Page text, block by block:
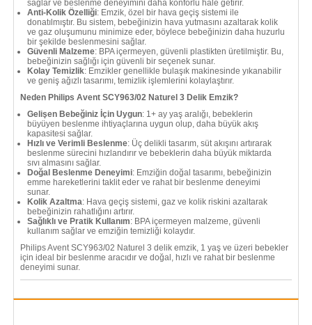
sağlar ve beslenme deneyimini daha konforlu hale getirir.
Anti-Kolik Özelliği: Emzik, özel bir hava geçiş sistemi ile
donatılmıştır. Bu sistem, bebeğinizin hava yutmasını azaltarak kolik
ve gaz oluşumunu minimize eder, böylece bebeğinizin daha huzurlu
bir şekilde beslenmesini sağlar.
Güvenli Malzeme: BPA içermeyen, güvenli plastikten üretilmiştir. Bu,
bebeğinizin sağlığı için güvenli bir seçenek sunar.
Kolay Temizlik: Emzikler genellikle bulaşık makinesinde yıkanabilir
ve geniş ağızlı tasarımı, temizlik işlemlerini kolaylaştırır.
Neden Philips Avent SCY963/02 Naturel 3 Delik Emzik?
Gelişen Bebeğiniz İçin Uygun: 1+ ay yaş aralığı, bebeklerin
büyüyen beslenme ihtiyaçlarına uygun olup, daha büyük akış
kapasitesi sağlar.
Hızlı ve Verimli Beslenme: Üç delikli tasarım, süt akışını artırarak
beslenme sürecini hızlandırır ve bebeklerin daha büyük miktarda
sıvı almasını sağlar.
Doğal Beslenme Deneyimi: Emziğin doğal tasarımı, bebeğinizin
emme hareketlerini taklit eder ve rahat bir beslenme deneyimi
sunar.
Kolik Azaltma: Hava geçiş sistemi, gaz ve kolik riskini azaltarak
bebeğinizin rahatlığını artırır.
Sağlıklı ve Pratik Kullanım: BPA içermeyen malzeme, güvenli
kullanım sağlar ve emziğin temizliği kolaydır.
Philips Avent SCY963/02 Naturel 3 delik emzik, 1 yaş ve üzeri bebekler
için ideal bir beslenme aracıdır ve doğal, hızlı ve rahat bir beslenme
deneyimi sunar.